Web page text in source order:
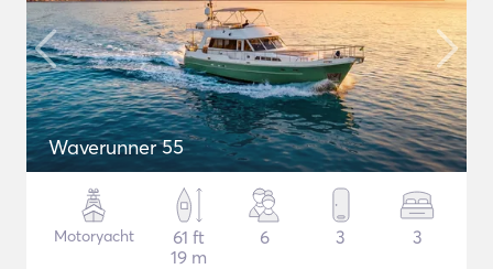
Waverunner 55
Motoryacht
61 ft
19 m
6 3 3